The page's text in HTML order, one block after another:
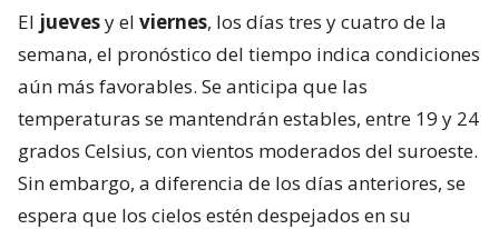
El juevesy el viernes, los días tres y cuatro de la
semana, el pronóstico del tiempo indica condiciones
aún más favorables. Se anticipa que las
temperaturas se mantendrán estables, entre 19 y 24
grados Celsius, con vientos moderados del suroeste.
Sin embargo, a diferencia de los días anteriores, se
espera que los cielos estén despejados en su